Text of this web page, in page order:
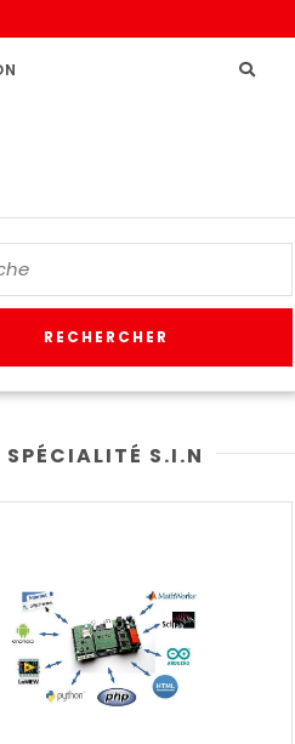
SPÉCIALITÉ S.I.N